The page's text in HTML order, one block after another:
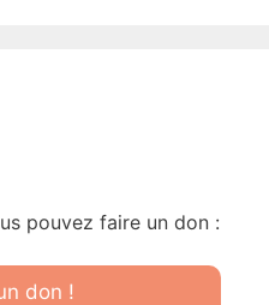
pouvez faire un don :
don !